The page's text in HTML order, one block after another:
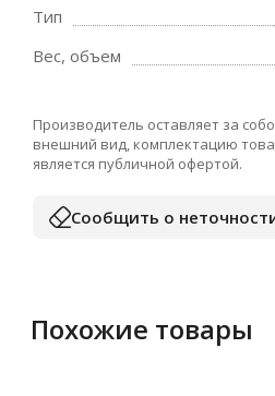
Тип
Вес, объем
Производитель оставляет за
внешний вид, комплектацию
является публичной офертой.
Сообщить о
Похожие товары